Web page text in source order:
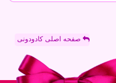
صفحه اصلی کادودونی